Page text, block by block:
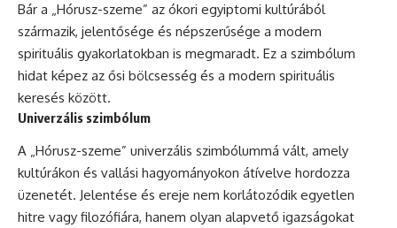
Bár a „Hórusz-szeme” az ókori egyiptomi kultúrából
származik, jelentősége és népszerűsége a modern
spirituális gyakorlatokban is megmaradt. Ez a szimbólum
hidat képez az ősi bölcsesség és a modern spirituális
keresés között.
Univerzális szimbólum
A „Hórusz-szeme” univerzális szimbólummá vált, amely
kultúrákon és vallási hagyományokon átívelve hordozza
üzenetét. Jelentése és ereje nem korlátozódik egyetlen
hitre vagy filozófiára, hanem olyan alapvető igazságokat